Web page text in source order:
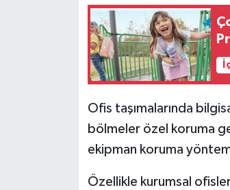
Ofis taşımalarında
bölmeler özel koruma
ekipman koruma
Özellikle kurumsal